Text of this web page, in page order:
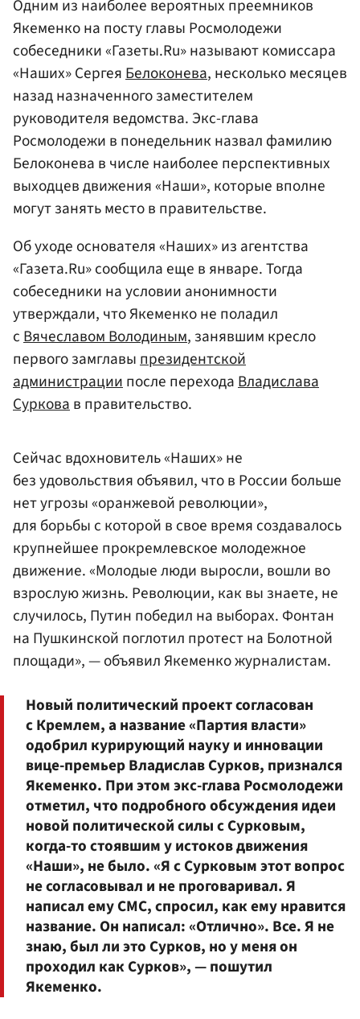
Одним из наиболее вероятных преемников
Якеменко на посту главы Росмолодежи
собеседники «Газеты.Ru» называют комиссара
«Наших» СергеяБелоконева, несколько месяцев
назад назначенного заместителем
руководителя ведомства. Экс-глава
Росмолодежи в понедельник назвал фамилию
Белоконева в числе наиболее перспективных
выходцев движения «Наши», которые вполне
могут занять место в правительстве.
Об уходе основателя «Наших» из агентства
«Газета.Ru» сообщила еще в январе. Тогда
собеседники на условии анонимности
утверждали, что Якеменко не поладил
сВячеславом Володиным, занявшим кресло
первого замглавыпрезидентской
администрациипосле переходаВладислава
Сурковав правительство.
Сейчас вдохновитель «Наших» не
без удовольствия объявил, что в России больше
нет угрозы «оранжевой революции»,
для борьбы с которой в свое время создавалось
крупнейшее прокремлевское молодежное
движение. «Молодые люди выросли, вошли во
взрослую жизнь. Революции, как вы знаете, не
случилось, Путин победил на выборах. Фонтан
на Пушкинской поглотил протест на Болотной
площади», — объявил Якеменко журналистам.
Новый политический проект согласован
с Кремлем, а название «Партия власти»
одобрил курирующий науку и инновации
вице-премьер Владислав Сурков, признался
Якеменко. При этом экс-глава Росмолодежи
отметил, что подробного обсуждения идеи
новой политической силы с Сурковым,
когда-то стоявшим у истоков движения
«Наши», не было. «Я с Сурковым этот вопрос
не согласовывал и не проговаривал. Я
написал ему СМС, спросил, как ему нравится
название. Он написал: «Отлично». Все. Я не
знаю, был ли это Сурков, но у меня он
проходил как Сурков», — пошутил
Якеменко.